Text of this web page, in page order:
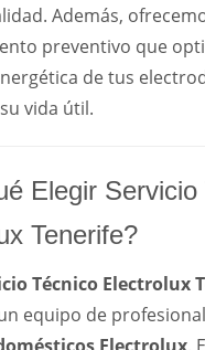
Además,
preventivo que
de tus
vida útil.
Elegir Servicio
Tenerife?
Técnico Electrolux
equipo de